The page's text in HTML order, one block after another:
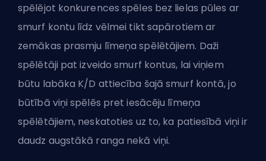
spēlējot konkurences spēles bez lielas pūles ar
smurf kontu līdz vēlmei tikt sapārotiem ar
zemākas prasmju līmeņa spēlētājiem. Daži
spēlētāji pat izveido smurf kontus, lai viņiem
būtu labāka K/D attiecība šajā smurf kontā, jo
būtībā viņi spēlēs pret iesācēju līmeņa
spēlētājiem, neskatoties uz to, ka patiesībā viņi ir
daudz augstākā ranga nekā viņi.